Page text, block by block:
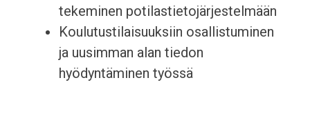
tekeminen potilastietojärjestelmään
Koulutustilaisuuksiin osallistuminen
ja uusimman alan tiedon
hyödyntäminen työssä